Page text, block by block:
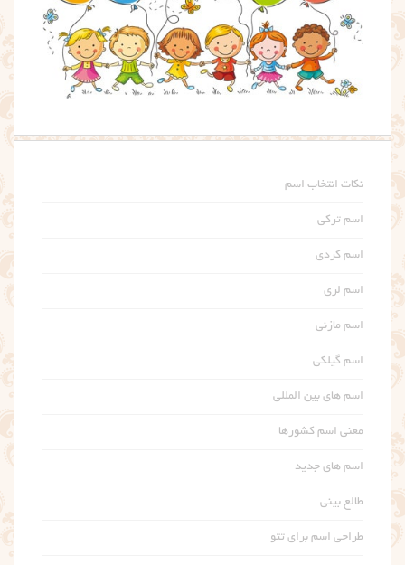
نکات انتخاب اسم
اسم ترکی
اسم کردی
اسم لری
اسم مازنی
اسم گیلکی
اسم های بین المللی
معنی اسم کشورها
اسم های جدید
طالع بینی
طراحی اسم برای تتو